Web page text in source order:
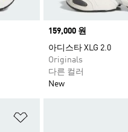
Price
159,000 원
아디스타 XLG 2.0
Originals
다른 컬러
New